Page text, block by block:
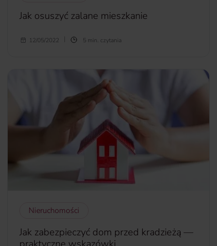
Jak osuszyć zalane mieszkanie
Według naszych statystyk, jedną z najczęstszych przyczyn
każda minuta. Ściany i podłogi nasiąkną bowiem wodą w
mgnieniu oka, czego efektem będzie pojawienie się pleśni i
grzyba. Co możesz zrobić w przypadku zalania? W
najnowszym artykule radzimy, jak osuszyć zalane
mieszkanie lub dom.
więcej...
12/05/2022 5 min. czytania
Nieruchomości
Jak zabezpieczyć dom przed kradzieżą —